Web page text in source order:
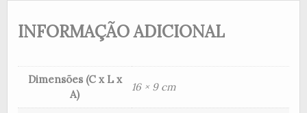
INFORMAÇÃO ADICIONAL
Dimensões (C x L x
A)
16 × 9 cm